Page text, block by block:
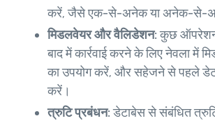
करें, जैसे एक-से-अनेक या अनेक-से-
मिडलवेयर और वैलिडेशन:कुछ
बाद में कार्रवाई करने के लिए नेवला में
का उपयोग करें, और सहेजने से पहले
करें।
त्रुटि प्रबंधन:डेटाबेस से संबंधित